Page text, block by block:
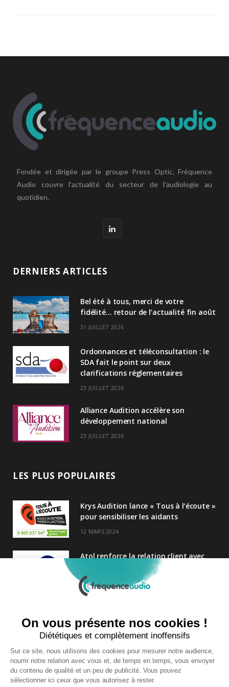
Fondée et dirigée par le groupe Press Optic, Fréquence
Audio couvre l'actualité du secteur de l'audiologie au
quotidien.
L
e
n
DERNIERS ARTICLES
Bel été à tous, merci de votre
fidélité… retour de l’actualité fin août
31 JUILLET 2026
Ordonnances et téléconsultation : le
SDA fait le point sur deux
clarifications réglementaires
23 JUILLET 2026
Alliance Audition accélère son
développement national
23 JUILLET 2026
LES PLUS POPULAIRES
Krys Audition lance « Tous à l’écoute »
pour sensibiliser les aidants
12 MARS 2024
Atol renforce la relation client avec
une nouvelle campagne axée sur la
satisfaction
25 FÉVRIER 2025
Audition Conseil
27 MARS 2024